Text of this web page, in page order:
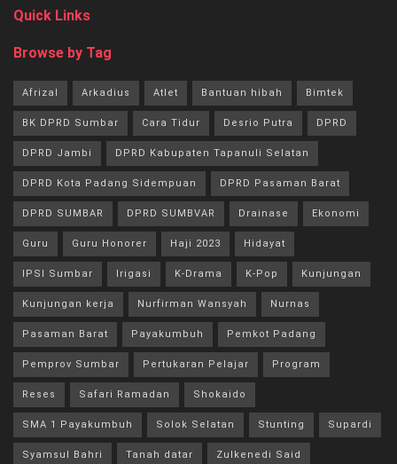
Quick Links
Browse by Tag
Afrizal Arkadius Atlet Bantuan hibah Bimtek
BK DPRD Sumbar Cara Tidur Desrio Putra DPRD
DPRD Jambi DPRD Kabupaten Tapanuli Selatan
DPRD Kota Padang Sidempuan DPRD Pasaman Barat
DPRD SUMBAR DPRD SUMBVAR Drainase Ekonomi
Guru Guru Honorer Haji 2023 Hidayat
IPSI Sumbar Irigasi K-Drama K-Pop Kunjungan
Kunjungan kerja Nurfirman Wansyah Nurnas
Pasaman Barat Payakumbuh Pemkot Padang
Pemprov Sumbar Pertukaran Pelajar Program
Reses Safari Ramadan Shokaido
SMA 1 Payakumbuh Solok Selatan Stunting Supardi
Syamsul Bahri Tanah datar Zulkenedi Said